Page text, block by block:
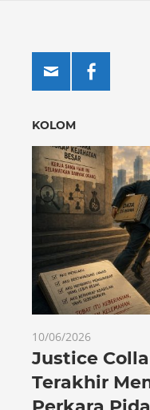
KOLOM
10/06/2026
Justice
Terakhir